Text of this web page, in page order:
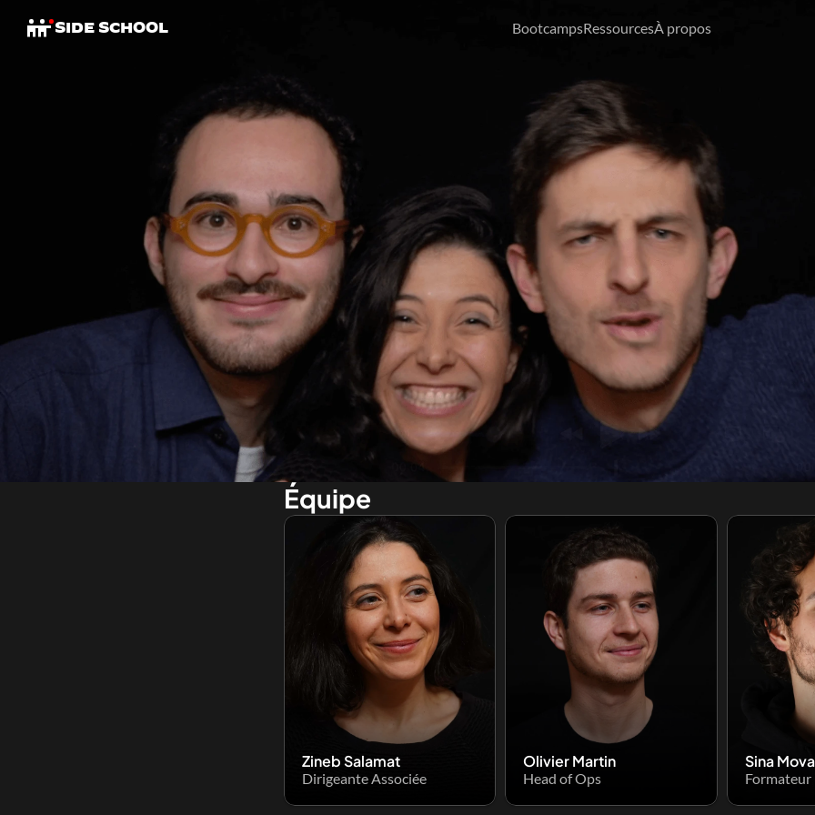
Équipe
Zineb Salamat
Dirigeante Associée
Olivier Martin
Head of Ops
Sina
Formateur
SIDE SCHOOL BootcampsRessourcesÀ propos